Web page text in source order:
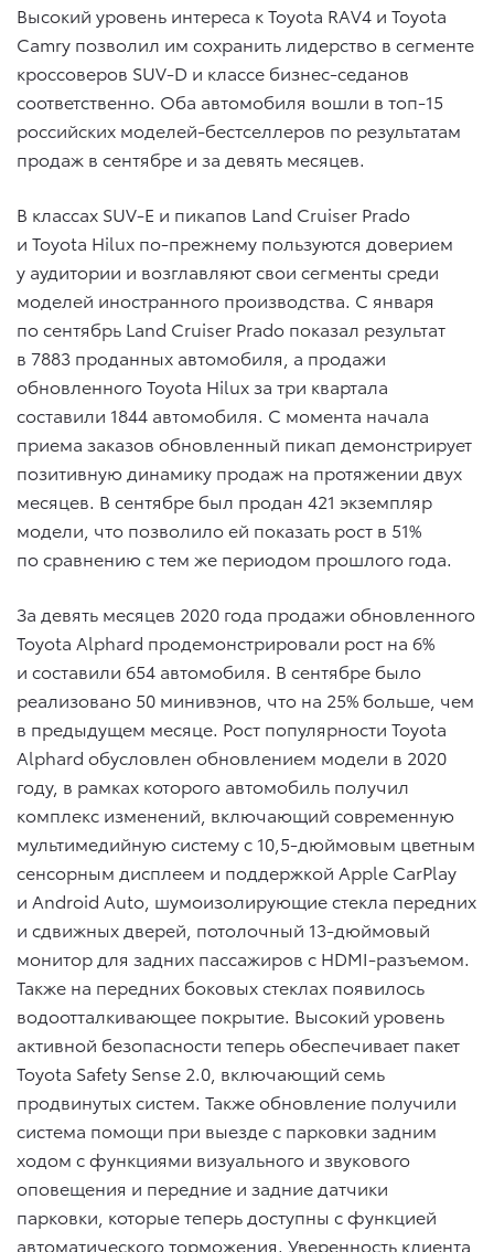
Высокий уровень интереса к Toyota RAV4 и Toyota
Camry позволил им сохранить лидерство в сегменте
кроссоверов SUV-D и классе бизнес-седанов
соответственно. Оба автомобиля вошли в топ-15
российских моделей-бестселлеров по результатам
продаж в сентябре и за девять месяцев.
В классах SUV-E и пикапов Land Cruiser Prado
и Toyota Hilux по-прежнему пользуются доверием
у аудитории и возглавляют свои сегменты среди
моделей иностранного производства. С января
по сентябрь Land Cruiser Prado показал результат
в 7883 проданных автомобиля, а продажи
обновленного Toyota Hilux за три квартала
составили 1844 автомобиля. С момента начала
приема заказов обновленный пикап демонстрирует
позитивную динамику продаж на протяжении двух
месяцев. В сентябре был продан 421 экземпляр
модели, что позволило ей показать рост в 51%
по сравнению с тем же периодом прошлого года.
За девять месяцев 2020 года продажи обновленного
Toyota Alphard продемонстрировали рост на 6%
и составили 654 автомобиля. В сентябре было
реализовано 50 минивэнов, что на 25% больше, чем
в предыдущем месяце. Рост популярности Toyota
Alphard обусловлен обновлением модели в 2020
году, в рамках которого автомобиль получил
комплекс изменений, включающий современную
мультимедийную систему с 10,5-дюймовым цветным
сенсорным дисплеем и поддержкой Apple CarPlay
и Android Auto, шумоизолирующие стекла передних
и сдвижных дверей, потолочный 13-дюймовый
монитор для задних пассажиров с HDMI-разъемом.
Также на передних боковых стеклах появилось
водоотталкивающее покрытие. Высокий уровень
активной безопасности теперь обеспечивает пакет
Toyota Safety Sense 2.0, включающий семь
продвинутых систем. Также обновление получили
система помощи при выезде с парковки задним
ходом с функциями визуального и звукового
оповещения и передние и задние датчики
парковки, которые теперь доступны с функцией
автоматического торможения. Уверенность клиента